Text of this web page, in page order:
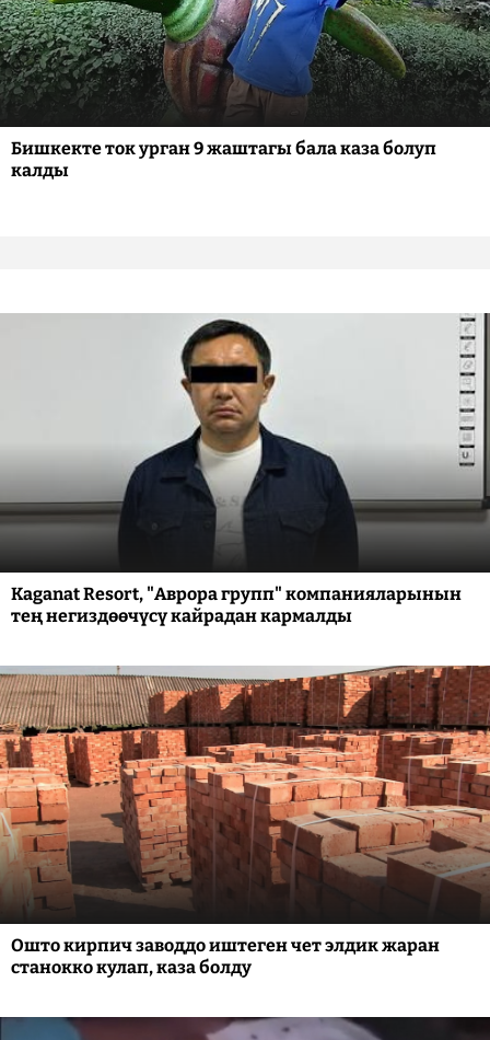
Бишкекте ток урган 9 жаштагы бала каза болуп
калды
Kaganat Resort, "Аврора групп" компанияларынын
тең негиздөөчүсү кайрадан кармалды
Ошто кирпич заводдо иштеген чет элдик жаран
станокко кулап, каза болду